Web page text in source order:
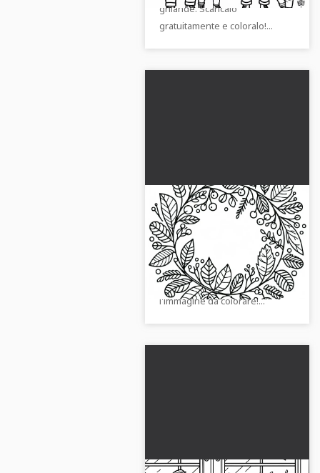
ghiande. Scaricalo
gratuitamente e coloralo!...
Corona autunnale di
foglie e bacche -
Stampa da colorare
autunnale gratuita
Vivi i colori dell'autunno con
questo disegno da colorare.
Scarica gratuitamente
l'immagine da colorare!...